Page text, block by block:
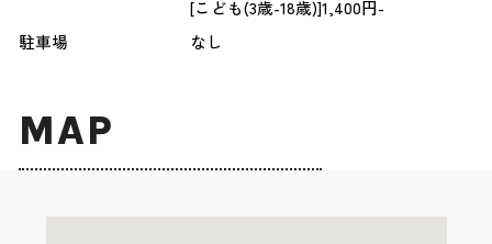
[こども(3歳-18歳)]1,400円-
駐車場
なし
MAP